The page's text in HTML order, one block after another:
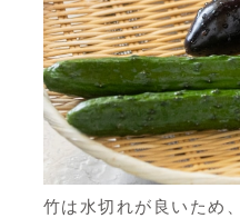
竹は水切れが良いため